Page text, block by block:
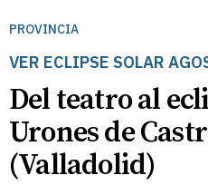
PROVINCIA
VER ECLIPSE SOLAR
Del teatro al
Urones de
(Valladolid)